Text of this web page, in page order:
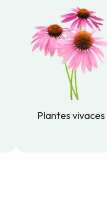
Plantes vivaces